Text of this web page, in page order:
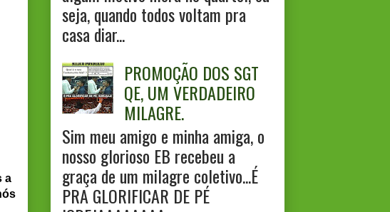
a
seja, quando todos voltam pra
casa diar...
PROMOÇÃO DOS SGT
QE, UM VERDADEIRO
MILAGRE.
Sim meu amigo e minha amiga, o
nosso glorioso EB recebeu a
graça de um milagre coletivo...É
PRA GLORIFICAR DE PÉ